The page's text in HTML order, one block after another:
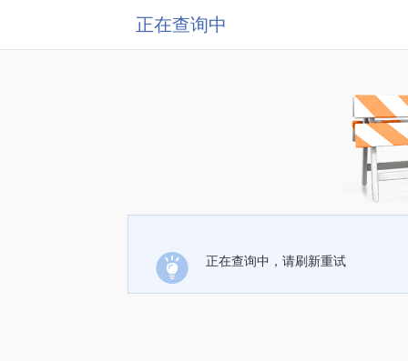
正在查询中
正在查询中，请刷新重试